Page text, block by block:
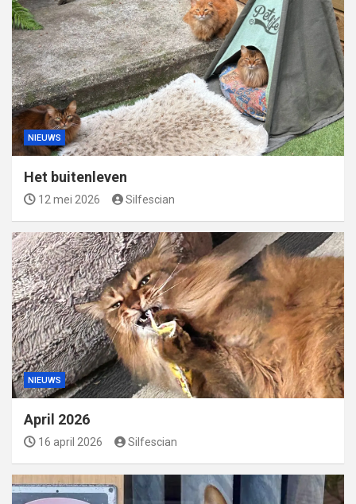
NIEUWS
Het buitenleven
12 mei 2026 Silfescian
NIEUWS
April 2026
16 april 2026 Silfescian